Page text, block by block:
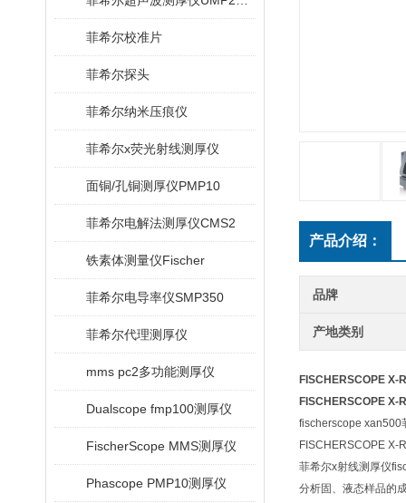
菲希尔校准片
菲希尔探头
菲希尔纳米压痕仪
菲希尔x荧光射线测厚仪
面铜/孔铜测厚仪PMP10
菲希尔电解法测厚仪CMS2
铁素体测量仪Fischer
菲希尔电导率仪SMP350
菲希尔代理测厚仪
mms pc2多功能测厚仪
Dualscope fmp100测厚仪
FischerScope MMS测厚仪
Phascope PMP10测厚仪
产品介绍：
品牌
产地类别
FISCHERSCOPE X-
FISCHERSCOPE X-
fischerscope xan500
FISCHERSCOPE X-
菲希尔x射线测厚仪
分析固、液态样品的